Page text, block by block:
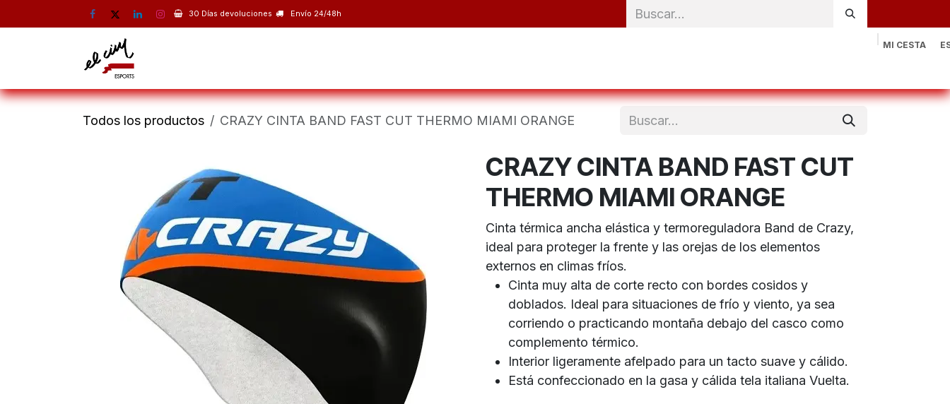
30 Días devoluciones Envío 24/48h
MI CESTA
Todos los productos CRAZY CINTA BAND FAST CUT THERMO MIAMI ORANGE
CRAZY CINTA BAND FAST CUT
THERMO MIAMI ORANGE
Cinta térmica ancha elástica y termoreguladora Band de Crazy,
ideal para proteger la frente y las orejas de los elementos
externos en climas fríos.
Cinta muy alta de corte recto con bordes cosidos y
doblados. Ideal para situaciones de frío y viento, ya sea
corriendo o practicando montaña debajo del casco como
complemento térmico.
Interior ligeramente afelpado para un tacto suave y cálido.
Está confeccionado en la gasa y cálida tela italiana Vuelta.